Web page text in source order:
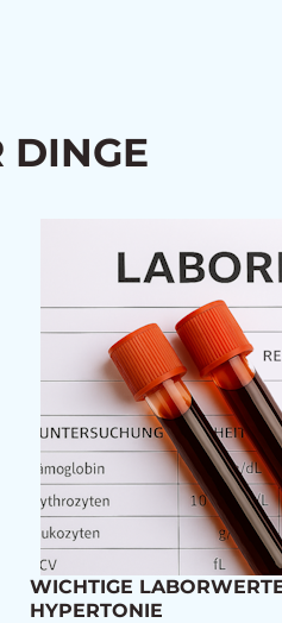
DINGE
WICHTIGE
HYPERTONIE